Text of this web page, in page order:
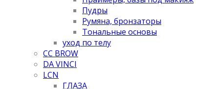
Пудры
Румяна, бронзаторы
Тональные основы
уход по телу
CC BROW
DA VINCI
LCN
ГЛАЗА